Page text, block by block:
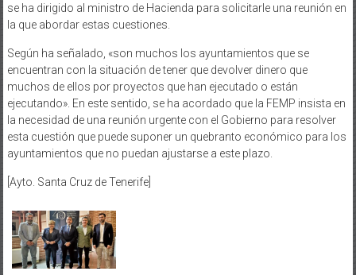
se ha dirigido al ministro de Hacienda para solicitarle una reunión en
la que abordar estas cuestiones.
Según ha señalado, «son muchos los ayuntamientos que se
encuentran con la situación de tener que devolver dinero que
muchos de ellos por proyectos que han ejecutado o están
ejecutando». En este sentido, se ha acordado que la FEMP insista en
la necesidad de una reunión urgente con el Gobierno para resolver
esta cuestión que puede suponer un quebranto económico para los
ayuntamientos que no puedan ajustarse a este plazo.
[Ayto. Santa Cruz de Tenerife]